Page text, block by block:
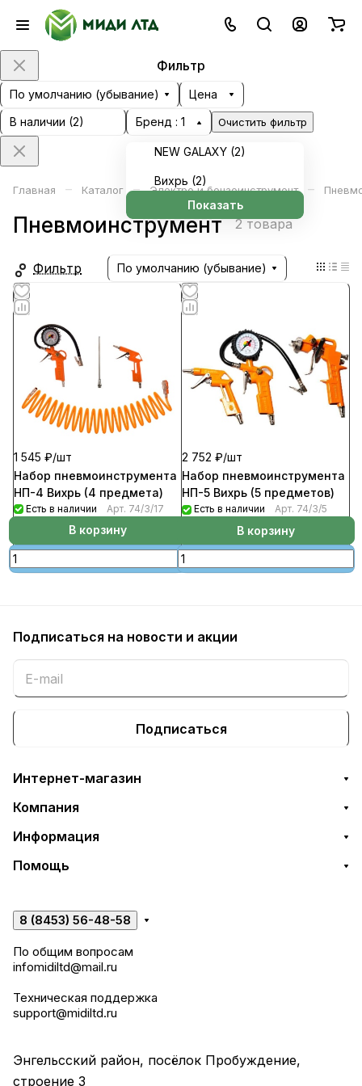
Фильтр
По умолчанию (убывание)
Цена
В наличии (2) Бренд : 1
NEW GALAXY (2)
Вихрь (2)
Показать
Очистить фильтр
Главная – Каталог – Электро и бензоинструмент –
Пневмоинструмент 2 товара
Фильтр По умолчанию (убывание)
1 545 ₽/шт
Набор пневмоинструмента
НП-4 Вихрь (4 предмета)
Есть в наличии Арт. 74/3/17
В корзину
2 752 ₽/шт
Набор пневмоинструмента
НП-5 Вихрь (5 предметов)
Есть в наличии Арт. 74/3/5
В корзину
Подписаться на новости и акции
Подписаться
Интернет-магазин
Компания
Информация
Помощь
8 (8453) 56-48-58
По общим вопросам
infomidiltd@mail.ru
Техническая поддержка
support@midiltd.ru
Энгельсский район, посёлок Пробуждение,
строение 3